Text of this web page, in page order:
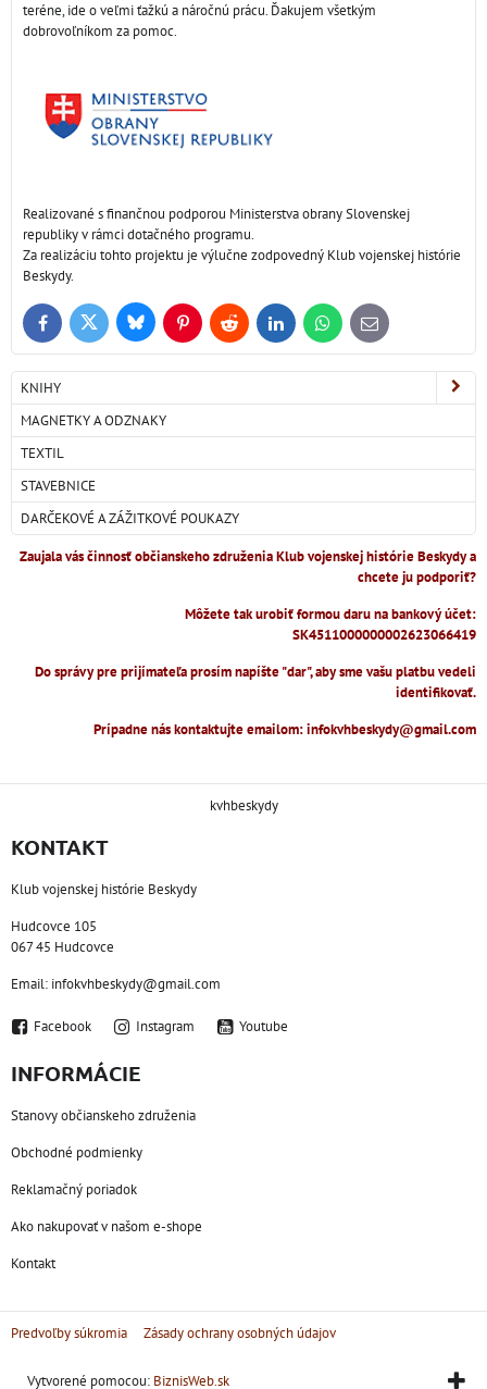
teréne, ide o veľmi ťažkú a náročnú prácu. Ďakujem všetkým
dobrovoľníkom za pomoc.
Realizované s finančnou podporou Ministerstva obrany Slovenskej
republiky v rámci dotačného programu.
Za realizáciu tohto projektu je výlučne zodpovedný Klub vojenskej histórie
Beskydy.
FacebookTwitter BlueskyPinterestReddit LinkedInWhatsApp
E-
mail
KNIHY
MAGNETKY A ODZNAKY
TEXTIL
STAVEBNICE
DARČEKOVÉ A ZÁŽITKOVÉ POUKAZY
Zaujala vás činnosť občianskeho združenia Klub vojenskej histórie Beskydy a
chcete ju podporiť?
Môžete tak urobiť formou daru na bankový účet:
SK4511000000002623066419
Do správy pre prijímateľa prosím napíšte "dar", aby sme vašu platbu vedeli
identifikovať.
Prípadne nás kontaktujte emailom: infokvhbeskydy@gmail.com
kvhbeskydy
KONTAKT
Klub vojenskej histórie Beskydy
Hudcovce 105
067 45 Hudcovce
Email: infokvhbeskydy@gmail.com
Facebook Instagram Youtube
INFORMÁCIE
Stanovy občianskeho združenia
Obchodné podmienky
Reklamačný poriadok
Ako nakupovať v našom e-shope
Kontakt
Predvoľby súkromia Zásady ochrany osobných údajov
Vytvorené pomocou: BiznisWeb.sk